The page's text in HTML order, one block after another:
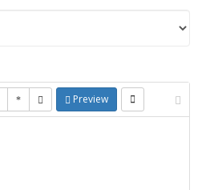
Preview